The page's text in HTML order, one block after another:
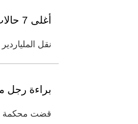
أغلى 7 حالات طلاق في التاريخ
نقل الملياردير بيل غيتس مبلغاً يُقدر
براءة رجل
قضت محكمة